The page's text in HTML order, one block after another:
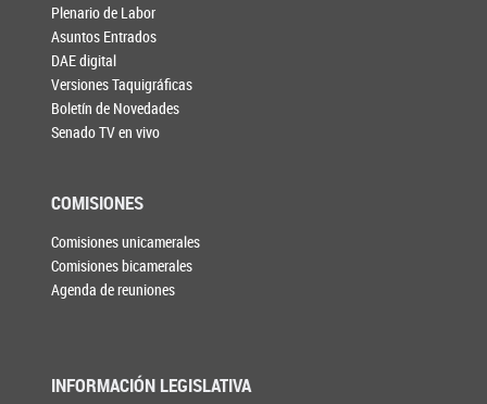
Plenario de Labor
Asuntos Entrados
DAE digital
Versiones Taquigráficas
Boletín de Novedades
Senado TV en vivo
COMISIONES
Comisiones unicamerales
Comisiones bicamerales
Agenda de reuniones
INFORMACIÓN LEGISLATIVA